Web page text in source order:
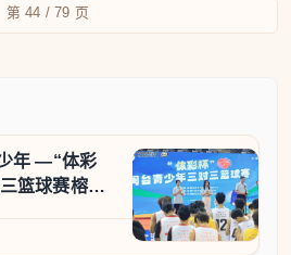
第 44 / 79 页
年 —“体彩
篮球赛榕城